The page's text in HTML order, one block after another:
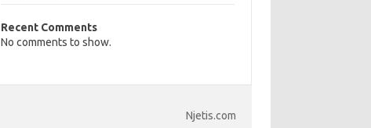
Recent Comments
No comments to show.
Njetis.com